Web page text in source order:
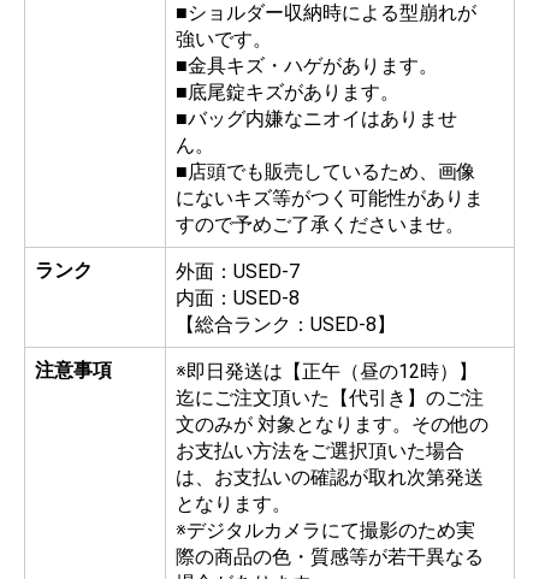
■ショルダー収納時による型崩れが
強いです。
■金具キズ・ハゲがあります。
■底尾錠キズがあります。
■バッグ内嫌なニオイはありませ
ん。
■店頭でも販売しているため、画像
にないキズ等がつく可能性がありま
すので予めご了承くださいませ。
ランク
外面：USED-7
内面：USED-8
【総合ランク：USED-8】
注意事項
※即日発送は【正午（昼の12時）】
迄にご注文頂いた【代引き】のご注
文のみが 対象となります。 その他の
お支払い方法をご選択頂いた場合
は、お支払いの確認が取れ次第発送
となります。
※デジタルカメラにて撮影のため実
際の商品の色・質感等が若干異なる